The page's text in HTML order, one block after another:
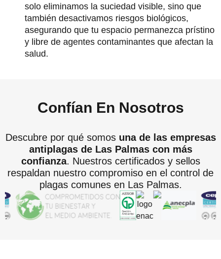
solo eliminamos la suciedad visible, sino que
también desactivamos riesgos biológicos,
asegurando que tu espacio permanezca prístino
y libre de agentes contaminantes que afectan la
salud.
Confían En Nosotros
Descubre por qué somos una de las empresas
antiplagas de Las Palmas con más
confianza. Nuestros certificados y sellos
respaldan nuestro compromiso en el control de
plagas comunes en Las Palmas.